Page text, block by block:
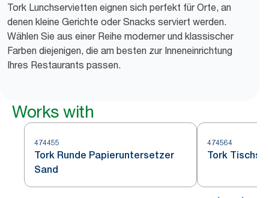
Tork Lunchservietten eignen sich perfekt für Orte, an
denen kleine Gerichte oder Snacks serviert werden.
Wählen Sie aus einer Reihe moderner und klassischer
Farben diejenigen, die am besten zur Inneneinrichtung
Ihres Restaurants passen.
Works with
474455
Tork Runde Papieruntersetzer
Sand
474564
Tork